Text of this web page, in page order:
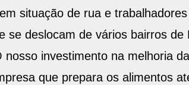
situação de rua e
deslocam de vários bairros de
investimento na melhoria
que prepara os alimentos